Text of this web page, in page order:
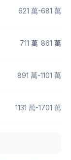
621 萬-681 萬
711 萬-861 萬
891 萬-1101 萬
1131 萬-1701 萬